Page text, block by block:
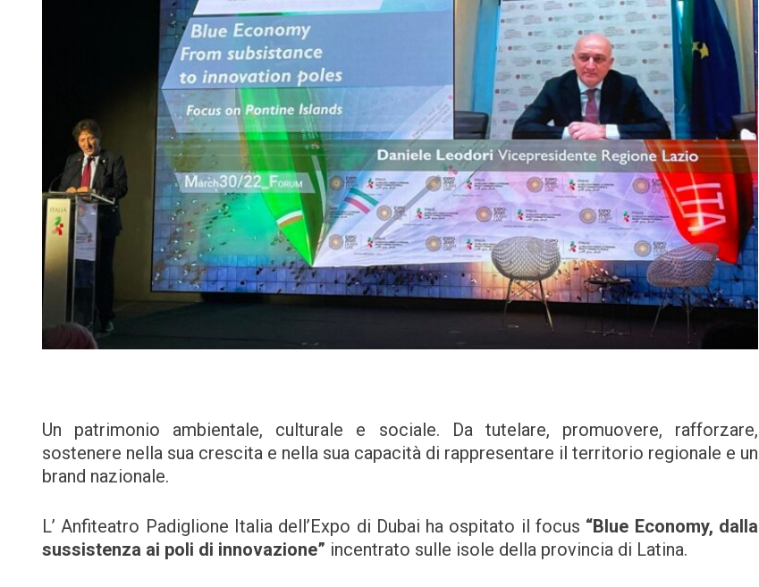
Un patrimonio ambientale, culturale e sociale. Da tutelare, promuovere, rafforzare,
sostenere nella sua crescita e nella sua capacità di rappresentare il territorio regionale e un
brand nazionale.
L’ Anfiteatro Padiglione Italia dell’Expo di Dubai ha ospitato il focus “Blue Economy, dalla
sussistenza ai poli di innovazione” incentrato sulle isole della provincia di Latina.